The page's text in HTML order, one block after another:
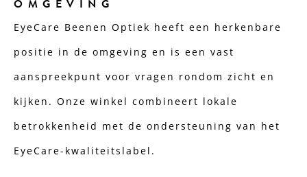
OMGEVING
EyeCare Beenen Optiek heeft een herkenbare
positie in de omgeving en is een vast
aanspreekpunt voor vragen rondom zicht en
kijken. Onze winkel combineert lokale
betrokkenheid met de ondersteuning van het
EyeCare-kwaliteitslabel.